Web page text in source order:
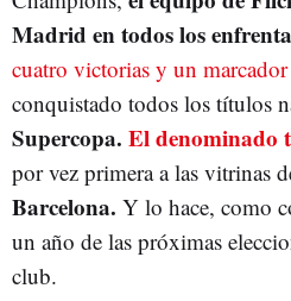
Madrid en todos los
cuatro victorias y un
conquistado todos los títulos
Supercopa. El denominado
por vez primera a las vitrinas
Barcelona. Y lo hace, como
un año de las próximas
club.